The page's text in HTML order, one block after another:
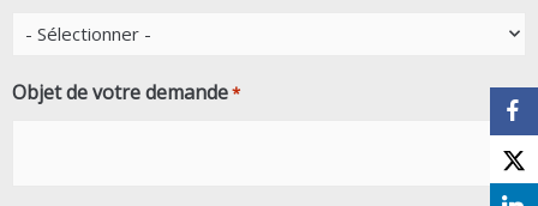
Objet de votre demande*